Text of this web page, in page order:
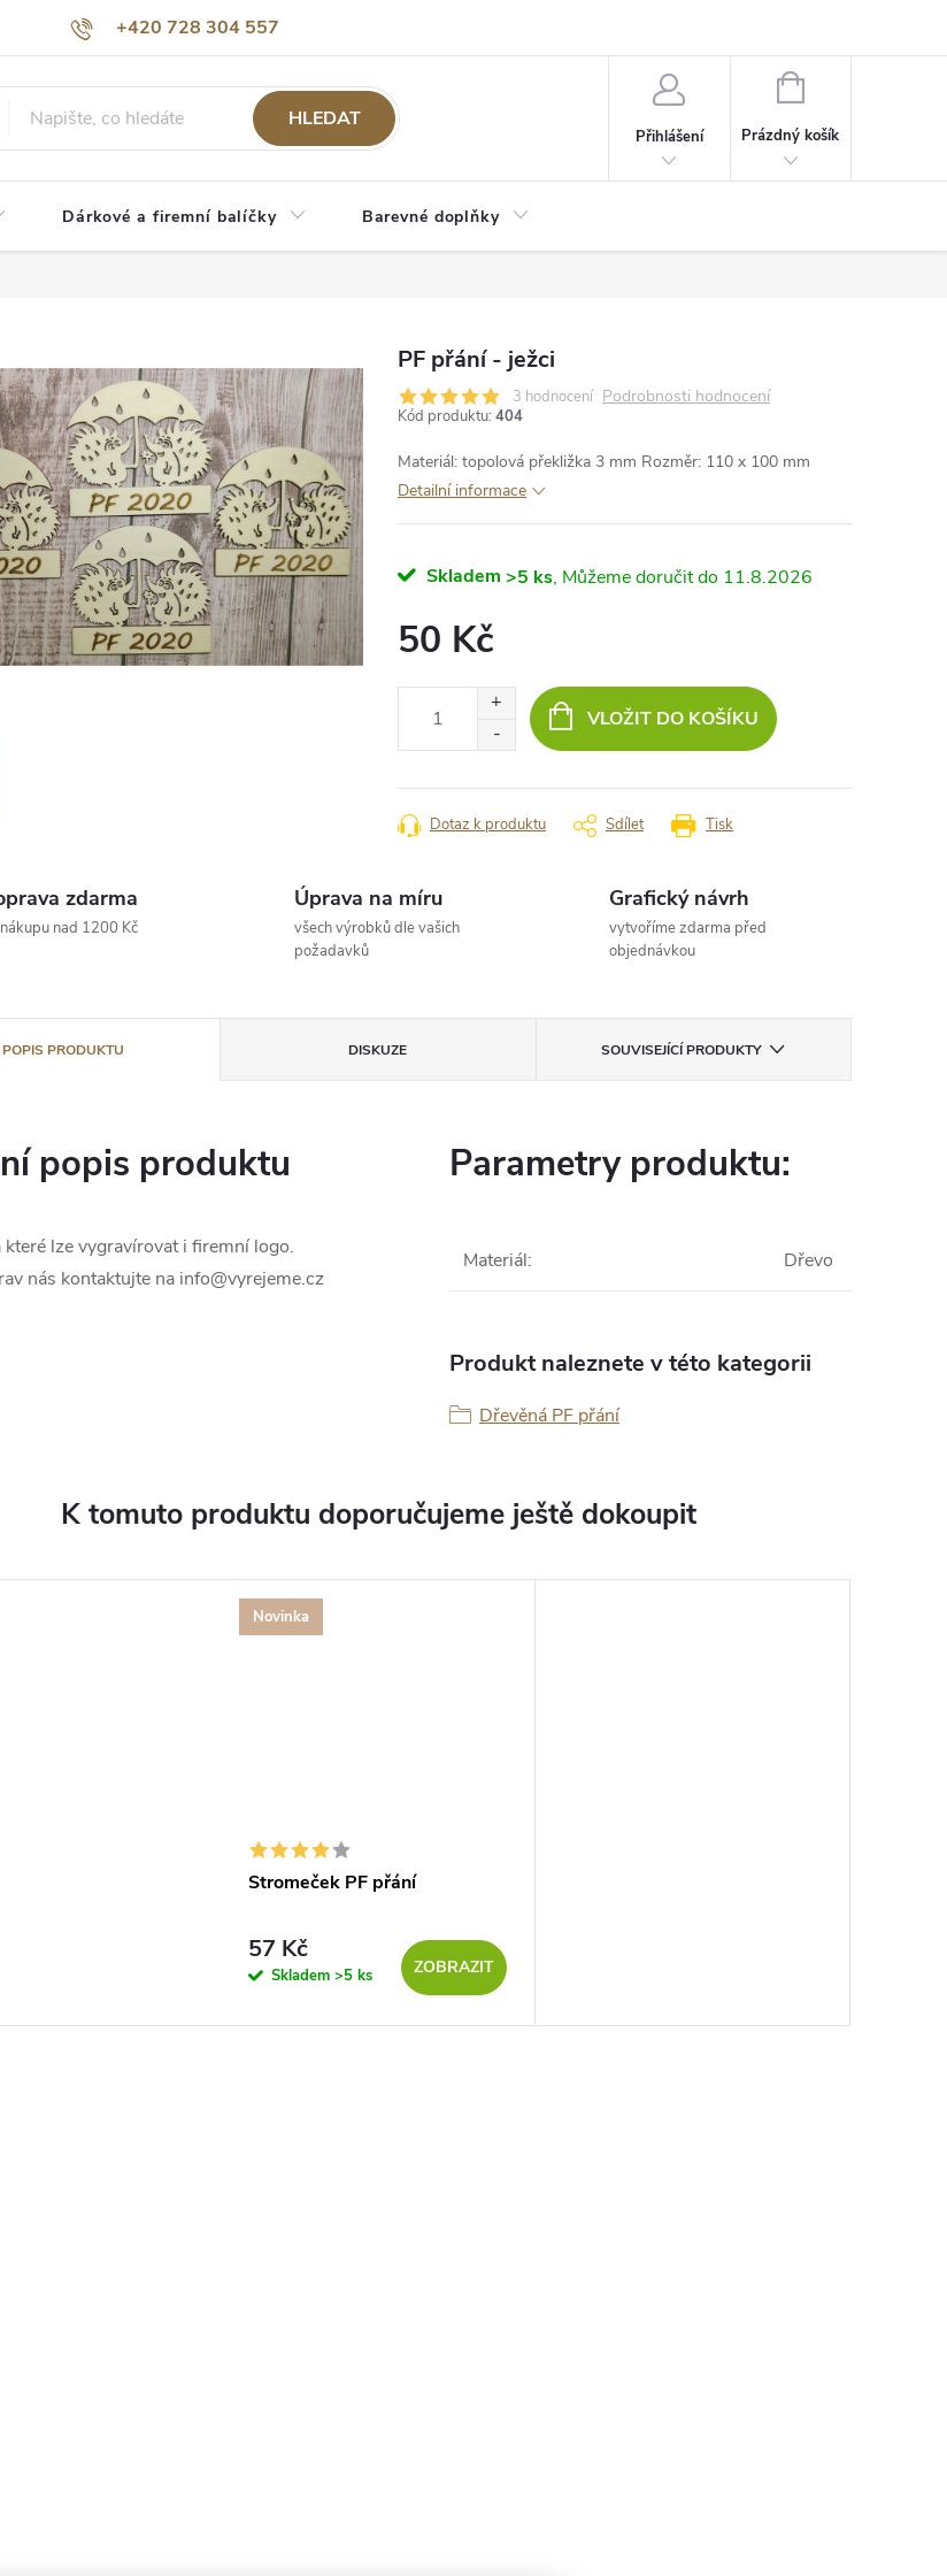
+420 728 304 557
O nás
HLEDAT
Přihlášení
NÁKUPNÍ
Prázdný košík
Dárkové a firemní balíčky Barevné doplňky
PF přání - ježci
3 hodnocení Podrobnosti hodnocení
Kód produktu: 404
Materiál: topolová překližka 3 mm Rozměr: 110 x 100 mm
Detailní informace
Skladem >5 ks 11.8.2026
50 Kč
VLOŽIT DO KOŠÍKU
Tisk
Dotaz k produktu Sdílet
zdarma
nad 1200 Kč
Úprava na míru
všech výrobků dle vašich
požadavků
Grafický návrh
vytvoříme zdarma před
objednávkou
POPIS PRODUKTU DISKUZE SOUVISEJÍCÍ PRODUKTY
popis produktu
které lze vygravírovat i firemní logo.
nás kontaktujte na info@vyrejeme.cz
Parametry produktu:
Materiál: Dřevo
Produkt naleznete v této kategorii
Dřevěná PF přání
K tomuto produktu doporučujeme ještě dokoupit
Novinka
Stromeček PF přání
57 Kč
Skladem >5 ks ZOBRAZIT